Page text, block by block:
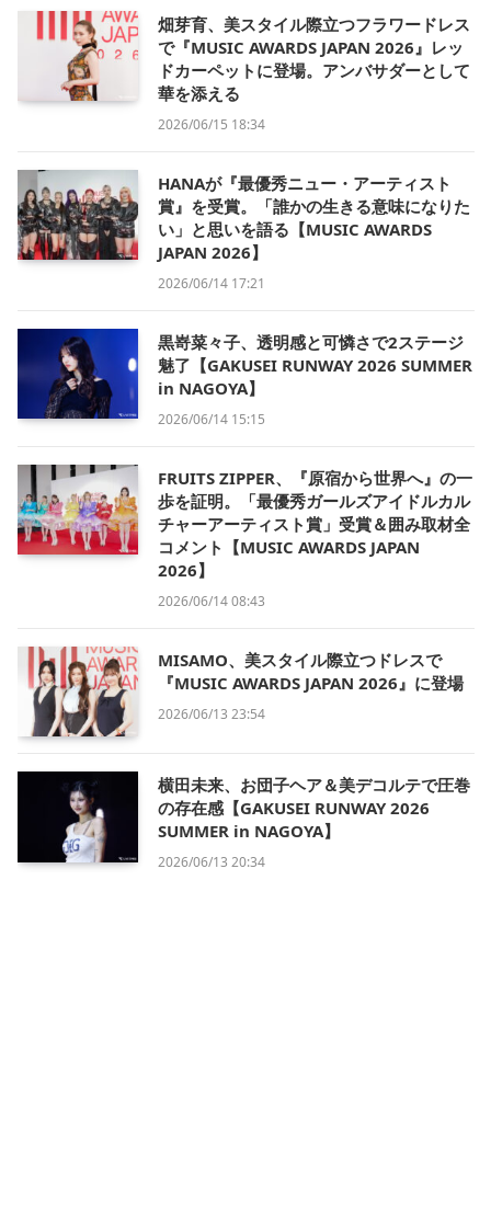
畑芽育、美スタイル際立つフラワードレス
で『MUSIC AWARDS JAPAN 2026』レッ
ドカーペットに登場。アンバサダーとして
華を添える
2026/06/15 18:34
HANAが『最優秀ニュー・アーティスト
賞』を受賞。「誰かの生きる意味になりた
い」と思いを語る【MUSIC AWARDS
JAPAN 2026】
2026/06/14 17:21
黒嵜菜々子、透明感と可憐さで2ステージ
魅了【GAKUSEI RUNWAY 2026 SUMMER
in NAGOYA】
2026/06/14 15:15
FRUITS ZIPPER、『原宿から世界へ』の一
歩を証明。「最優秀ガールズアイドルカル
チャーアーティスト賞」受賞＆囲み取材全
コメント【MUSIC AWARDS JAPAN
2026】
2026/06/14 08:43
MISAMO、美スタイル際立つドレスで
『MUSIC AWARDS JAPAN 2026』に登場
2026/06/13 23:54
横田未来、お団子ヘア＆美デコルテで圧巻
の存在感【GAKUSEI RUNWAY 2026
SUMMER in NAGOYA】
2026/06/13 20:34